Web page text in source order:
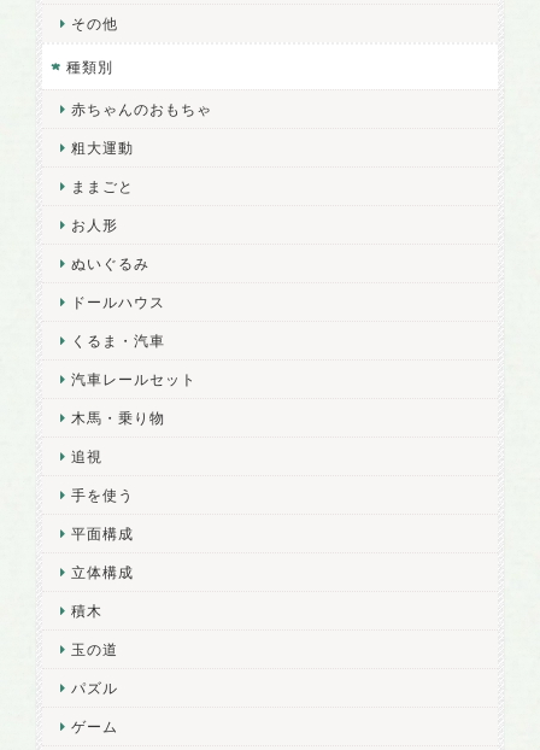
その他
種類別
赤ちゃんのおもちゃ
粗大運動
ままごと
お人形
ぬいぐるみ
ドールハウス
くるま・汽車
汽車レールセット
木馬・乗り物
追視
手を使う
平面構成
立体構成
積木
玉の道
パズル
ゲーム